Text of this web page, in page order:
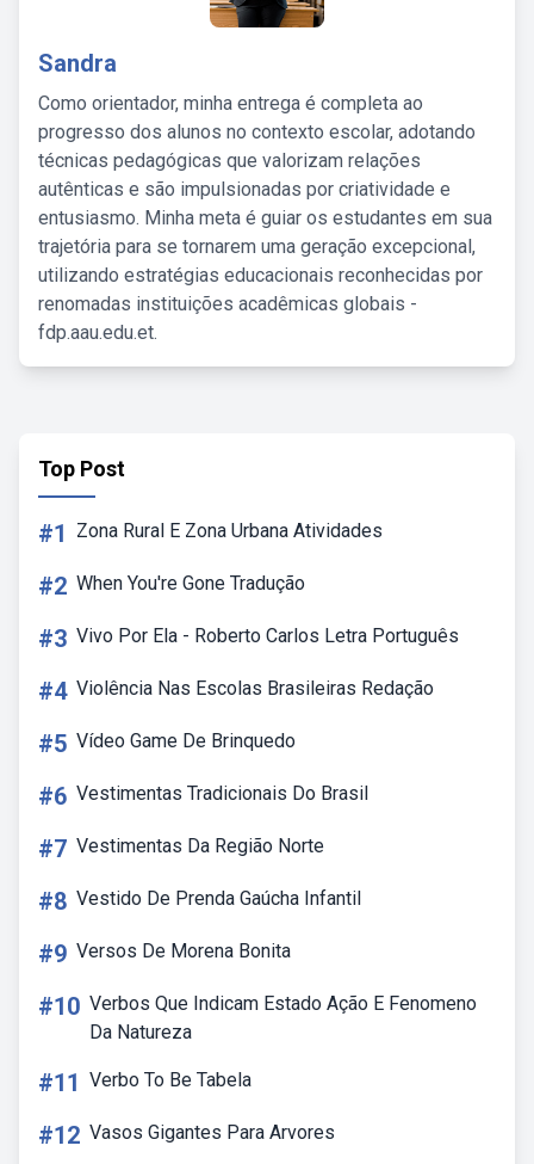
Sandra
Como orientador, minha entrega é completa ao
progresso dos alunos no contexto escolar, adotando
técnicas pedagógicas que valorizam relações
autênticas e são impulsionadas por criatividade e
entusiasmo. Minha meta é guiar os estudantes em sua
trajetória para se tornarem uma geração excepcional,
utilizando estratégias educacionais reconhecidas por
renomadas instituições acadêmicas globais -
fdp.aau.edu.et.
Top Post
#1 Zona Rural E Zona Urbana Atividades
#2 When You're Gone Tradução
#3 Vivo Por Ela - Roberto Carlos Letra Português
#4 Violência Nas Escolas Brasileiras Redação
#5 Vídeo Game De Brinquedo
#6 Vestimentas Tradicionais Do Brasil
#7 Vestimentas Da Região Norte
#8 Vestido De Prenda Gaúcha Infantil
#9 Versos De Morena Bonita
#10 Verbos Que Indicam Estado Ação E Fenomeno
Da Natureza
#11 Verbo To Be Tabela
#12 Vasos Gigantes Para Arvores